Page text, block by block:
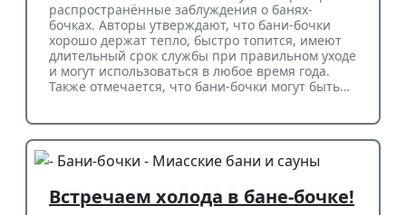
распространённые заблуждения о банях-
бочках. Авторы утверждают, что бани-бочки
хорошо держат тепло, быстро топится, имеют
длительный срок службы при правильном уходе
и могут использоваться в любое время года.
Также отмечается, что бани-бочки могут быть…
Встречаем холода в бане-бочке!